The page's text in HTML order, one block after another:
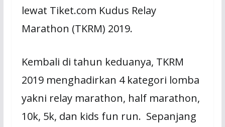
lewat Tiket.com Kudus Relay
Marathon (TKRM) 2019.
Kembali di tahun keduanya, TKRM
2019 menghadirkan 4 kategori lomba
yakni relay marathon, half marathon,
10k, 5k, dan kids fun run. Sepanjang